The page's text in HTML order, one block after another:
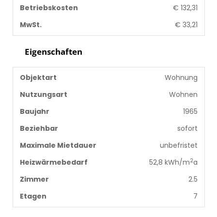
Betriebskosten
€ 132,31
MwSt.
€ 33,21
Eigenschaften
Objektart
Wohnung
Nutzungsart
Wohnen
Baujahr
1965
Beziehbar
sofort
Maximale Mietdauer
unbefristet
Heizwärmebedarf
52,8 kWh/m2a
Zimmer
2.5
Etagen
7